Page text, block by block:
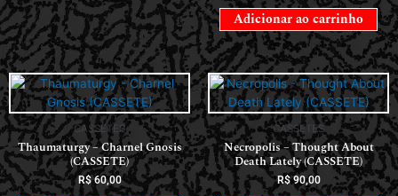
Adicionar ao carrinho
CASSETES
Thaumaturgy – Charnel Gnosis
(CASSETE)
R$60,00
CASSETES
Necropolis – Thought About
Death Lately (CASSETE)
R$90,00